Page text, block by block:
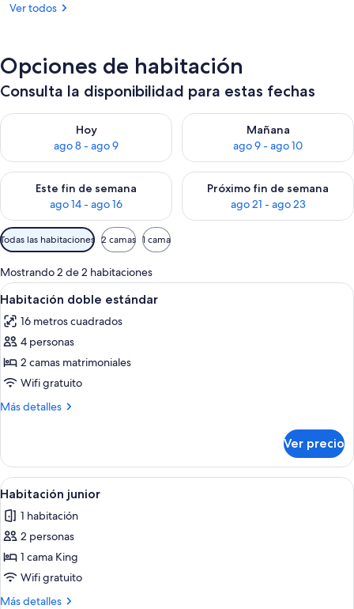
Ver todos
Opciones de habitación
Consulta la disponibilidad para estas fechas
Hoy
ago 8 - ago 9
Consulta la disponibilidad para hoy ago 8 - ago 9
Mañana
ago 9 - ago 10
Consulta la disponibilidad
Este fin de semana
ago 14 - ago 16
Consulta la disponibilidad para este fin de semana ago 14 -
Próximo fin de semana
ago 21 - ago 23
Consulta la disponibilidad
Filtros
disponibles
para
las
habitaciones
Todas las habitaciones 2 camas 1 cama
Mostrando 2 de 2 habitaciones
Abrir
todas
las
fotos
de
Habitación
doble
Habitación de hotel con dos camas,
13
Habitación doble estándar
16 metros cuadrados
4 personas
2 camas matrimoniales
Wifi gratuito
Más detalles
Más
doble
estándar
Ver precio
Abrir
todas
las
fotos
de
Habitación
junior
Habitación de hotel con una cama
1
Habitación junior
1 habitación
2 personas
1 cama King
Wifi gratuito
Más detalles
Más